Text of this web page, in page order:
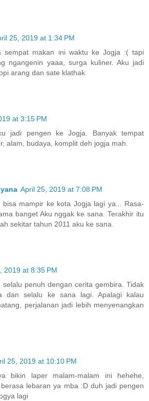
25, 2019 at 1:34 PM
sempat makan ini waktu ke Jogja :( tapi
ngangenin yaaa, surga kuliner. Aku jadi
arang dan sate klathak
at 3:15 PM
jadi pengen ke Jogja. Banyak tempat
alam, budaya, komplit deh jogja mah.
April 25, 2019 at 7:08 PM
bisa mampir ke kota Jogja lagi ya... Rasa-
banget Aku nggak ke sana. Terakhir itu
sekitar tahun 2011 aku ke sana.
2019 at 8:35 PM
selalu penuh dengan cerita gembira. Tidak
dan selalu ke sana lagi. Apalagi kalau
perjalanan jadi lebih menyenangkan
25, 2019 at 10:10 PM
bikin laper malam-malam ini hehehe,
lebaran ya mba :D duh jadi pengen
lagi